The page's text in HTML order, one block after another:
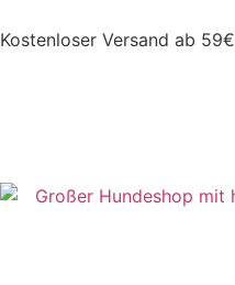
Kostenloser Versand ab 59€